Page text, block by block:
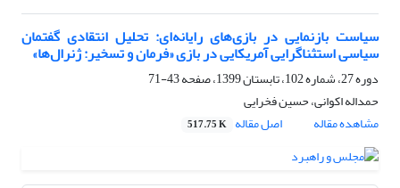
سیاست بازنمایی در بازی‌های رایانه‌ای: تحلیل انتقادی گفتمان
سیاسی استثناگرایی آمریکایی در بازی «فرمان و تسخیر: ژنرال‌ها»
دوره 27، شماره 102، تابستان 1399، صفحه
43-71
حمداله اکوانی، حسین فخرایی
مشاهده مقاله
اصل مقاله 517.75 K